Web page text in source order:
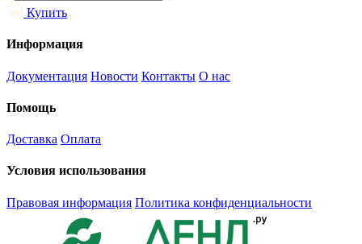
Купить
Информация
Документация Новости Контакты О нас
Помощь
Доставка Оплата
Условия использования
Правовая информация Политика конфиденциальности